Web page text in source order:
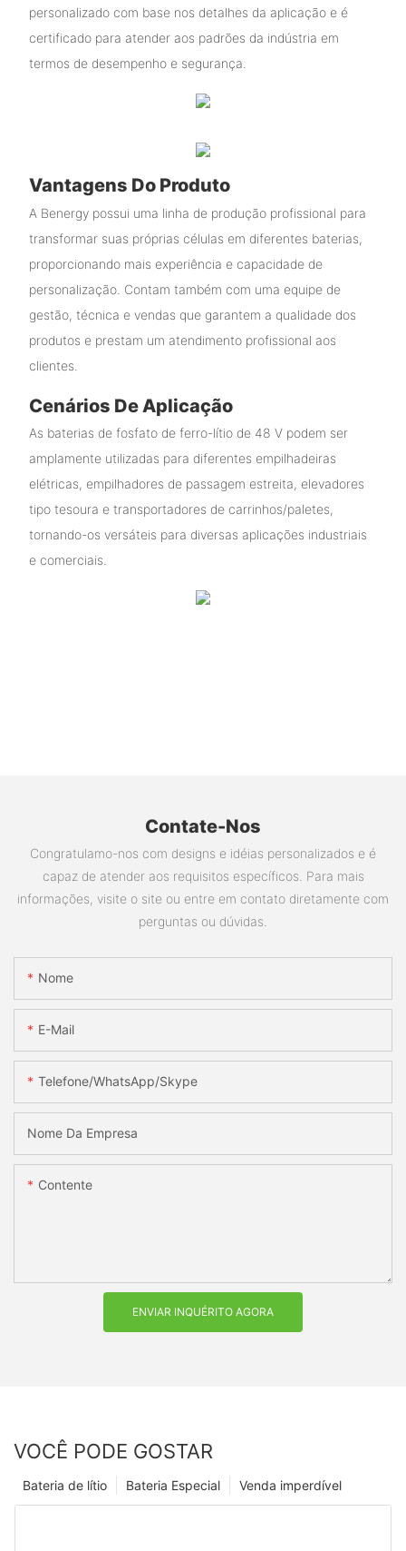
personalizado com base nos detalhes da aplicação e é
certificado para atender aos padrões da indústria em
termos de desempenho e segurança.
Vantagens Do Produto
A Benergy possui uma linha de produção profissional para
transformar suas próprias células em diferentes baterias,
proporcionando mais experiência e capacidade de
personalização. Contam também com uma equipe de
gestão, técnica e vendas que garantem a qualidade dos
produtos e prestam um atendimento profissional aos
clientes.
Cenários De Aplicação
As baterias de fosfato de ferro-lítio de 48 V podem ser
amplamente utilizadas para diferentes empilhadeiras
elétricas, empilhadores de passagem estreita, elevadores
tipo tesoura e transportadores de carrinhos/paletes,
tornando-os versáteis para diversas aplicações industriais
e comerciais.
Contate-Nos
Congratulamo-nos com designs e idéias personalizados e é
capaz de atender aos requisitos específicos. Para mais
informações, visite o site ou entre em contato diretamente com
perguntas ou dúvidas.
Nome
E-Mail
Telefone/WhatsApp/Skype
Nome Da Empresa
Contente
ENVIAR INQUÉRITO AGORA
VOCÊ PODE GOSTAR
Venda imperdível
Bateria Especial
Bateria de lítio